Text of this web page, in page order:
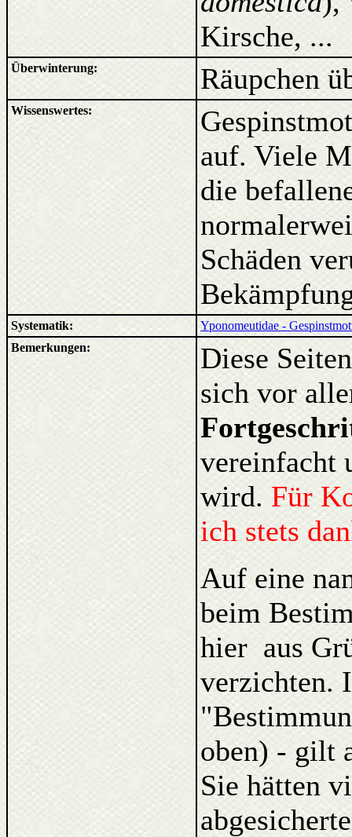
Kirsche, ...
Überwinterung: Räupchen
Wissenswertes:
auf. Viele
die
Schäden
Systematik:
Yponomeutidae -
Bemerkungen:
Diese
sich vor
vereinfacht
wird. Für
ich stets
Auf eine
beim
hier aus
verzichten.
oben) - gilt
Sie hätten